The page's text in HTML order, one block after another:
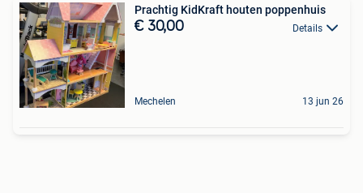
Prachtig KidKraft houten poppenhuis
€ 30,00 Details
Mechelen 13 jun 26